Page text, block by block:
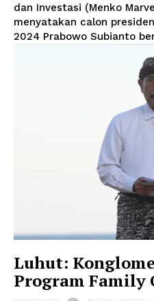
dan Investasi (Menko
menyatakan calon presiden terpilih pada Pilpres
2024 Prabowo Subianto
Luhut:
Program Family